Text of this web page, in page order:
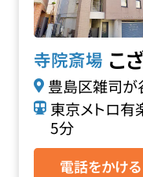
寺院斎場 こ
豊島区雑司
東京メトロ有
5分
電話をかける